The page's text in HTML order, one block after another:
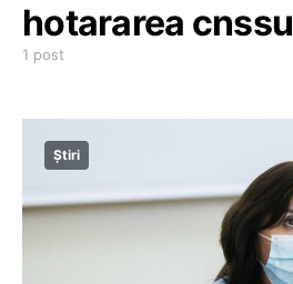
hotararea cnssu
1 post
Știri